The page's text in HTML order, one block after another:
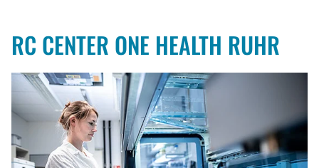
RC CENTER ONE HEALTH RUHR